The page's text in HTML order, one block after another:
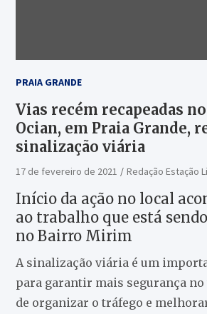
PRAIA GRANDE
Vias recém recapeadas
Ocian, em Praia Grande,
sinalização viária
17 de fevereiro de 2021 Redação Estação
Início da ação no local
ao trabalho que está
no Bairro Mirim
A sinalização viária é um
para garantir mais segurança
de organizar o tráfego e